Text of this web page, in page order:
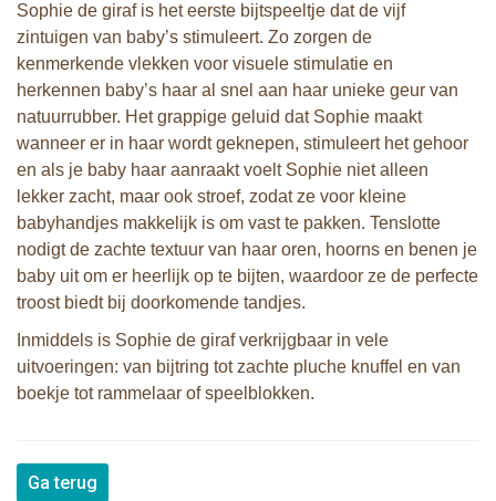
Sophie de giraf is het eerste bijtspeeltje dat de vijf
zintuigen van baby’s stimuleert. Zo zorgen de
kenmerkende vlekken voor visuele stimulatie en
herkennen baby’s haar al snel aan haar unieke geur van
natuurrubber. Het grappige geluid dat Sophie maakt
wanneer er in haar wordt geknepen, stimuleert het gehoor
en als je baby haar aanraakt voelt Sophie niet alleen
lekker zacht, maar ook stroef, zodat ze voor kleine
babyhandjes makkelijk is om vast te pakken. Tenslotte
nodigt de zachte textuur van haar oren, hoorns en benen je
baby uit om er heerlijk op te bijten, waardoor ze de perfecte
troost biedt bij doorkomende tandjes.
Inmiddels is Sophie de giraf verkrijgbaar in vele
uitvoeringen: van bijtring tot zachte pluche knuffel en van
boekje tot rammelaar of speelblokken.
Ga terug